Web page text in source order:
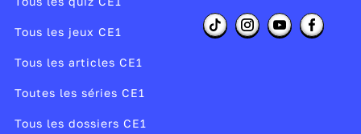
Tous les jeux CE1
Tous les articles CE1
Toutes les séries CE1
Tous les dossiers CE1